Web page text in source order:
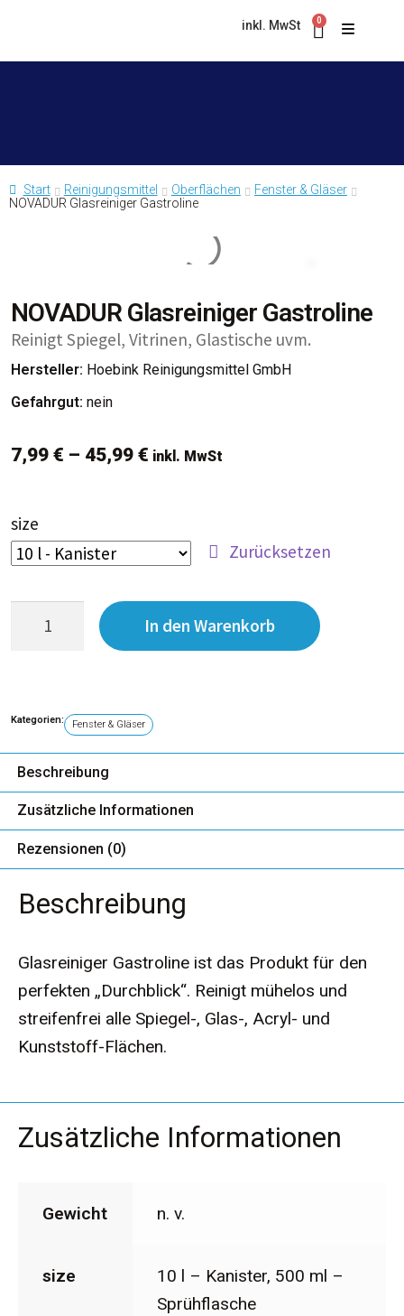
inkl. MwSt 0
Besen
Besen, Bürsten, Tücher & Müllsäcke
Bürsten
Geschirr & Besteck
Großhandel
Hygiene & Körperpflege
Professionelle Reinigungsmittel
Reinigungsmittel
Reinigungssysteme & Geräte
Tücher & Müllsäcke
Waschlotionen und Cremeseifen
Start Reinigungsmittel Oberflächen
Fenster & Gläser
NOVADUR Glasreiniger Gastroline
NOVADUR Glasreiniger Gastroline
Reinigt Spiegel, Vitrinen, Glastische uvm.
Hersteller: Hoebink Reinigungsmittel GmbH
Gefahrgut: nein
7,99 € – 45,99 € inkl. MwSt
size
Zurücksetzen
In den Warenkorb
Kategorien: Fenster & Gläser
Beschreibung
Zusätzliche Informationen
Rezensionen (0)
Beschreibung
Glasreiniger Gastroline ist das Produkt für den
perfekten „Durchblick“. Reinigt mühelos und
streifenfrei alle Spiegel-, Glas-, Acryl- und
Kunststoff-Flächen.
Zusätzliche Informationen
Gewicht n. v.
size
10 l – Kanister, 500 ml –
Sprühflasche